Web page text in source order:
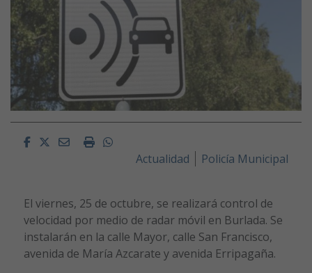
FacebookTwitterEmailImprimirWhatsapp
Actualidad
Policía Municipal
El viernes, 25 de octubre, se realizará control de
velocidad por medio de radar móvil en Burlada. Se
instalarán en la calle Mayor, calle San Francisco,
avenida de María Azcarate y avenida Erripagaña.